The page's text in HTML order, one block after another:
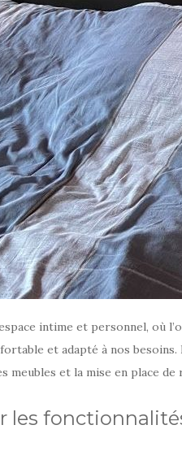
intime et personnel, où
et adapté à nos
meubles et la mise en place de
les